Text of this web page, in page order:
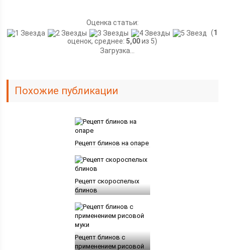
Оценка статьи:
(1
оценок, среднее:5,00из 5)
Загрузка...
Похожие публикации
Рецепт блинов на опаре
Рецепт скороспелых
блинов
Рецепт блинов с
применением рисовой